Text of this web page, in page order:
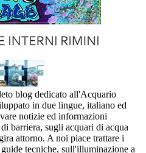
blog dedicato all'Acquario
in due lingue, italiano ed
notizie ed informazioni
barriera, sugli acquari di acqua
attorno. A noi piace trattare i
tecniche, sull'illuminazione a